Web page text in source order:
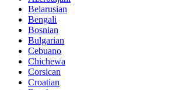
Belarusian
Bengali
Bosnian
Bulgarian
Cebuano
Chichewa
Corsican
Croatian